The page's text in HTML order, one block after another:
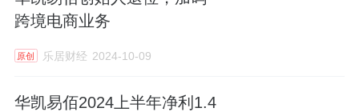
跨境电商业务
原创 乐居财经 2024-10-09
华凯易佰2024上半年净利1.4